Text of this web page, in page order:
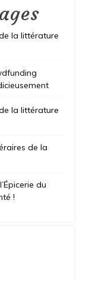
la littérature
la littérature
de la
du
!